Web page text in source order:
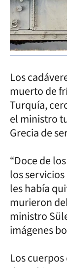
Los
muerto de
Turquía,
el ministro
Grecia de
“Doce de
los
les había
murieron
ministro
imágenes
Los